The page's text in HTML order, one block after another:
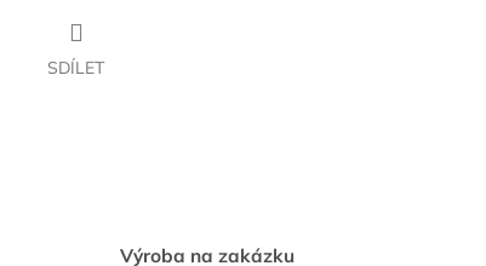
SDÍLET
Výroba na zakázku